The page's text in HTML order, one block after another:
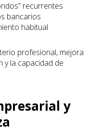
recurrentes
bancarios
habitual
profesional, mejora
y la capacidad de
y